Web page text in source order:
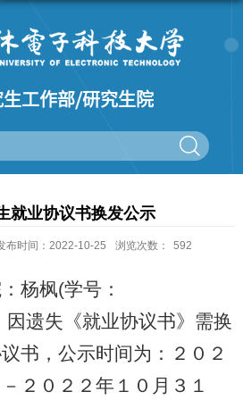
工作部/研究生院
就业协议书换发公示
布时间：2022-10-25 浏览次数： 592
枫(学号：
遗失《就业协议书》需换
书，公示时间为：２０２
２０２２年１０月３１